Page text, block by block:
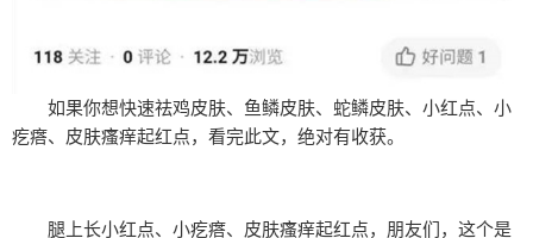
如果你想快速祛鸡皮肤、鱼鳞皮肤、蛇鳞皮肤、小红点、小
疙瘩、皮肤瘙痒起红点，看完此文，绝对有收获。
腿上长小红点、小疙瘩、皮肤瘙痒起红点，朋友们，这个是